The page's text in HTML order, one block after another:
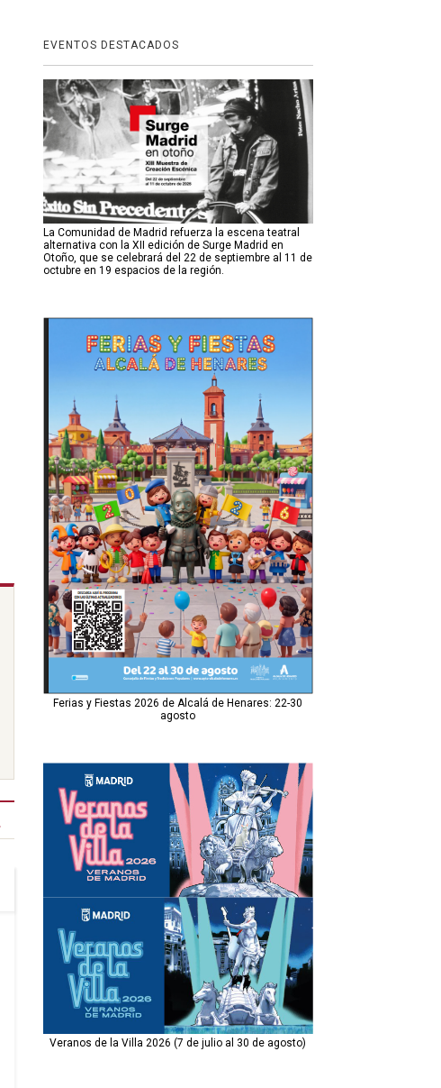
EVENTOS DESTACADOS
La Comunidad de Madrid refuerza la escena teatral
alternativa con la XII edición de Surge Madrid en
Otoño, que se celebrará del 22 de septiembre al 11 de
octubre en 19 espacios de la región.
Ferias y Fiestas 2026 de Alcalá de Henares: 22-30
agosto
Veranos de la Villa 2026 (7 de julio al 30 de agosto)